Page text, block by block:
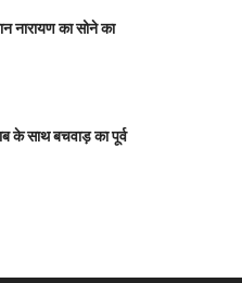
नारायण का सोने का
के साथ बचवाड़ का पूर्व